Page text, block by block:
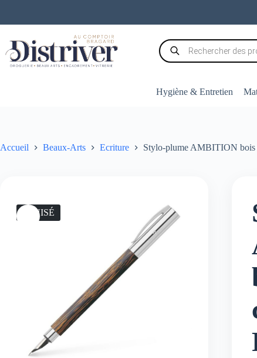
contenu
Recherche
de
produits
Hygiène & Entretien
Accueil Beaux-Arts Ecriture Stylo-plume AMBITION bois
ÉPUISÉ